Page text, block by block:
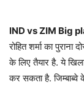
IND vs ZIM Big
रोहित शर्मा का
के लिए तैयार है. ये
कर सकता है. जिम्बाब्वे